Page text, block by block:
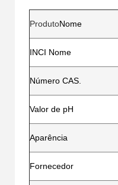
ProdutoNome
INCI Nome
Número CAS.
Valor de pH
Aparência
Fornecedor